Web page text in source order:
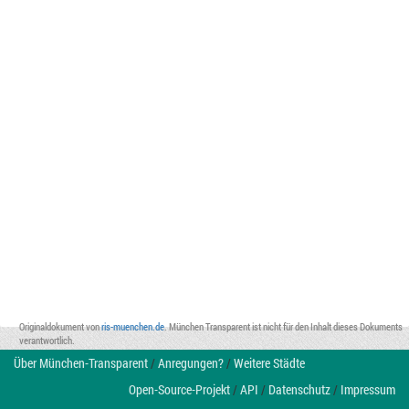
Originaldokument vonris-muenchen.de. München Transparent ist nicht für den Inhalt dieses Dokuments
verantwortlich.
Über München-Transparent/Anregungen?/Weitere Städte
Open-Source-Projekt/API / Datenschutz/ Impressum